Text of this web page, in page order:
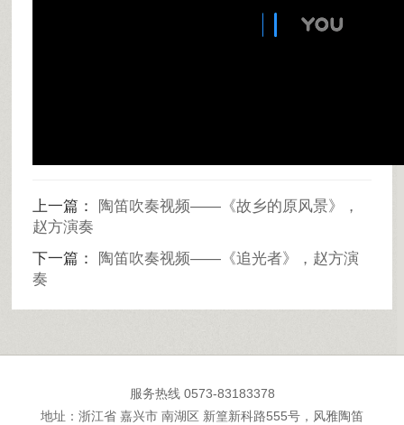
上一篇：
陶笛吹奏视频——《故乡的原风景》，
赵方演奏
下一篇：
陶笛吹奏视频——《追光者》，赵方演
奏
服务热线 0573-83183378
地址：浙江省 嘉兴市 南湖区 新篁新科路555号，风雅陶笛